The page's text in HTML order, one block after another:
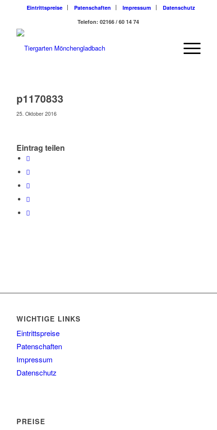
Eintrittspreise Patenschaften Impressum
Datenschutz
Telefon: 02166 / 60 14 74
p1170833
25. Oktober 2016
Eintrag teilen
WICHTIGE LINKS
Eintrittspreise
Patenschaften
Impressum
Datenschutz
PREISE